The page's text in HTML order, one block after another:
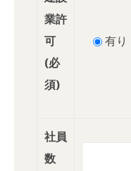
業許
可
(必
須)
有り
社員
数